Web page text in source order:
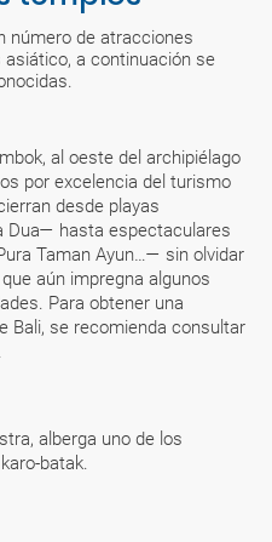
número de atracciones
a continuación se
al oeste del archipiélago
por excelencia del turismo
desde playas
Dua— hasta espectaculares
Taman Ayun…— sin olvidar
aún impregna algunos
Para obtener una
Bali, se recomienda consultar
alberga uno de los
batak.